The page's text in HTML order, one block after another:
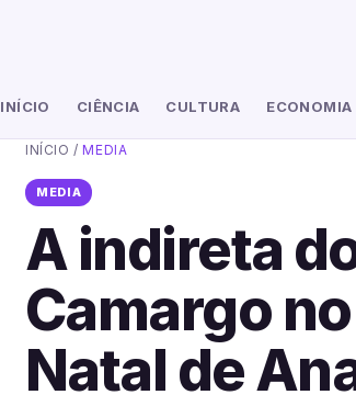
INÍCIO CIÊNCIA CULTURA ECONOMIA
INÍCIO /MEDIA
MEDIA
A indireta
Camargo
Natal de